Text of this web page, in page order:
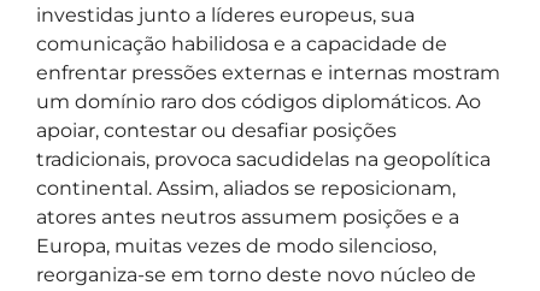
investidas junto a líderes europeus, sua
comunicação habilidosa e a capacidade de
enfrentar pressões externas e internas mostram
um domínio raro dos códigos diplomáticos. Ao
apoiar, contestar ou desafiar posições
tradicionais, provoca sacudidelas na geopolítica
continental. Assim, aliados se reposicionam,
atores antes neutros assumem posições e a
Europa, muitas vezes de modo silencioso,
reorganiza-se em torno deste novo núcleo de